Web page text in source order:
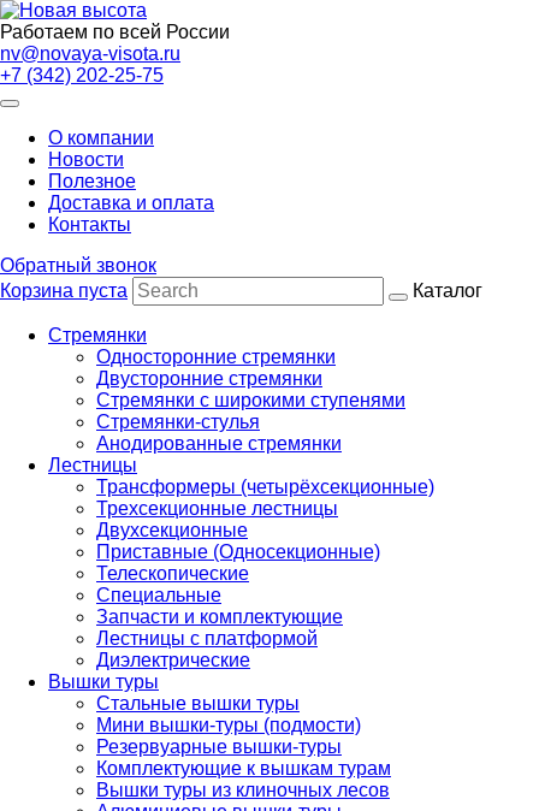
Работаем по всей России
nv@novaya-visota.ru
+7 (342) 202-25-75
О компании
Новости
Полезное
Доставка и оплата
Контакты
Обратный звонок
Корзина пуста
Каталог
Стремянки
Односторонние стремянки
Двусторонние стремянки
Стремянки с широкими ступенями
Стремянки-стулья
Анодированные стремянки
Лестницы
Трансформеры (четырёхсекционные)
Трехсекционные лестницы
Двухсекционные
Приставные (Односекционные)
Телескопические
Специальные
Запчасти и комплектующие
Лестницы с платформой
Диэлектрические
Вышки туры
Стальные вышки туры
Мини вышки-туры (подмости)
Резервуарные вышки-туры
Комплектующие к вышкам турам
Вышки туры из клиночных лесов